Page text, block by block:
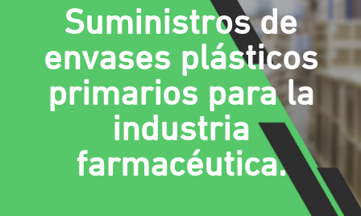
Suministros de
envases plásticos
primarios para la
industria
farmacéutica.